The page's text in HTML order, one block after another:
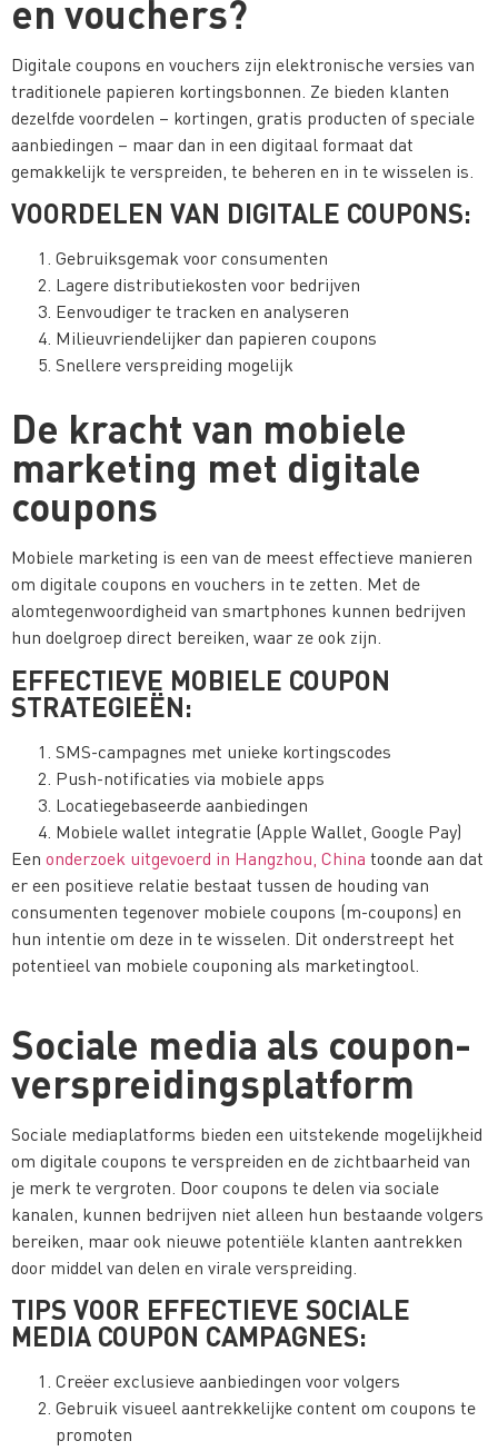
en vouchers?
Digitale coupons en vouchers zijn elektronische versies van
traditionele papieren kortingsbonnen. Ze bieden klanten
dezelfde voordelen – kortingen, gratis producten of speciale
aanbiedingen – maar dan in een digitaal formaat dat
gemakkelijk te verspreiden, te beheren en in te wisselen is.
VOORDELEN VAN DIGITALE COUPONS:
Gebruiksgemak voor consumenten
Lagere distributiekosten voor bedrijven
Eenvoudiger te tracken en analyseren
Milieuvriendelijker dan papieren coupons
Snellere verspreiding mogelijk
De kracht van mobiele
marketing met digitale
coupons
Mobiele marketing is een van de meest effectieve manieren
om digitale coupons en vouchers in te zetten. Met de
alomtegenwoordigheid van smartphones kunnen bedrijven
hun doelgroep direct bereiken, waar ze ook zijn.
EFFECTIEVE MOBIELE COUPON
STRATEGIEËN:
SMS-campagnes met unieke kortingscodes
Push-notificaties via mobiele apps
Locatiegebaseerde aanbiedingen
Mobiele wallet integratie (Apple Wallet, Google Pay)
Een onderzoek uitgevoerd in Hangzhou, China toonde aan dat
er een positieve relatie bestaat tussen de houding van
consumenten tegenover mobiele coupons (m-coupons) en
hun intentie om deze in te wisselen. Dit onderstreept het
potentieel van mobiele couponing als marketingtool.
Sociale media als coupon-
verspreidingsplatform
Sociale mediaplatforms bieden een uitstekende mogelijkheid
om digitale coupons te verspreiden en de zichtbaarheid van
je merk te vergroten. Door coupons te delen via sociale
kanalen, kunnen bedrijven niet alleen hun bestaande volgers
bereiken, maar ook nieuwe potentiële klanten aantrekken
door middel van delen en virale verspreiding.
TIPS VOOR EFFECTIEVE SOCIALE
MEDIA COUPON CAMPAGNES:
Creëer exclusieve aanbiedingen voor volgers
Gebruik visueel aantrekkelijke content om coupons te
promoten